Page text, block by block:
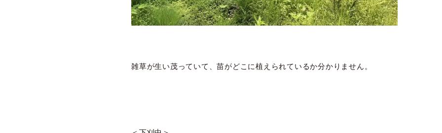
雑草が生い茂っていて、苗がどこに植えられているか分かりません。